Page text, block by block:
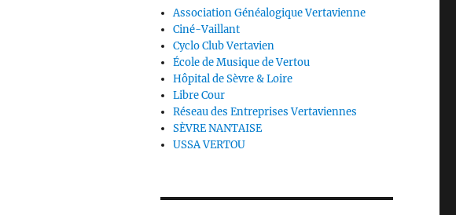
Association Généalogique Vertavienne
Ciné-Vaillant
Cyclo Club Vertavien
École de Musique de Vertou
Hôpital de Sèvre & Loire
Libre Cour
Réseau des Entreprises Vertaviennes
SÈVRE NANTAISE
USSA VERTOU